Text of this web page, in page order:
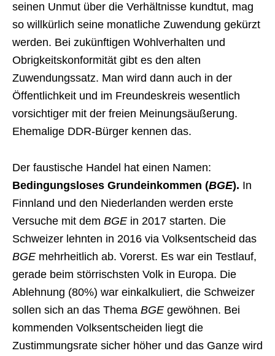
seinen Unmut über die Verhältnisse kundtut, mag
so willkürlich seine monatliche Zuwendung gekürzt
werden. Bei zukünftigen Wohlverhalten und
Obrigkeitskonformität gibt es den alten
Zuwendungssatz. Man wird dann auch in der
Öffentlichkeit und im Freundeskreis wesentlich
vorsichtiger mit der freien Meinungsäußerung.
Ehemalige DDR-Bürger kennen das.
Der faustische Handel hat einen Namen:
Bedingungsloses Grundeinkommen (BGE). In
Finnland und den Niederlanden werden erste
Versuche mit dem BGE in 2017 starten. Die
Schweizer lehnten in 2016 via Volksentscheid das
BGE mehrheitlich ab. Vorerst. Es war ein Testlauf,
gerade beim störrischsten Volk in Europa. Die
Ablehnung (80%) war einkalkuliert, die Schweizer
sollen sich an das Thema BGE gewöhnen. Bei
kommenden Volksentscheiden liegt die
Zustimmungsrate sicher höher und das Ganze wird